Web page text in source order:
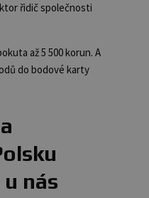
řidič společnosti
až 5 500 korun. A
do bodové karty
nás